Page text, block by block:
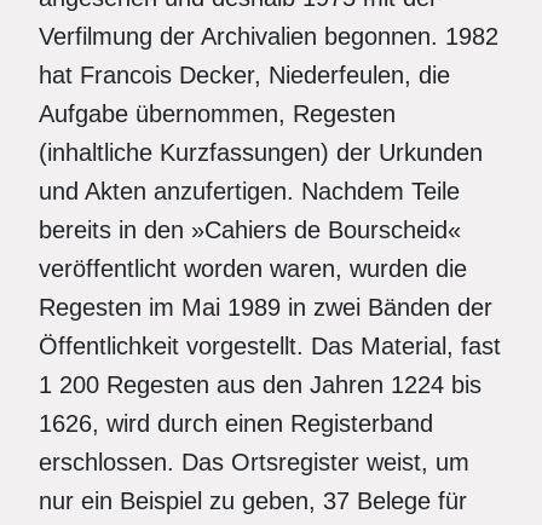
Verfilmung der Archivalien begonnen. 1982
hat Francois Decker, Niederfeulen, die
Aufgabe übernommen, Regesten
(inhaltliche Kurzfassungen) der Urkunden
und Akten anzufertigen. Nachdem Teile
bereits in den »Cahiers de Bourscheid«
veröffentlicht worden waren, wurden die
Regesten im Mai 1989 in zwei Bänden der
Öffentlichkeit vorgestellt. Das Material, fast
1 200 Regesten aus den Jahren 1224 bis
1626, wird durch einen Registerband
erschlossen. Das Ortsregister weist, um
nur ein Beispiel zu geben, 37 Belege für